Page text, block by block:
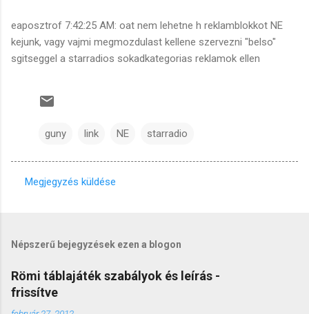
eaposztrof 7:42:25 AM: oat nem lehetne h reklamblokkot NE
kejunk, vagy vajmi megmozdulast kellene szervezni "belso"
sgitseggel a starradios sokadkategorias reklamok ellen
guny link NE starradio
j
e
g
y
Megjegyzés küldése
Népszerű bejegyzések ezen a blogon
Römi táblajáték szabályok és leírás -
frissítve